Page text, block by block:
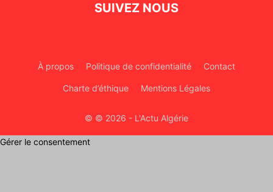
SUIVEZ NOUS
À propos Politique de confidentialité Contact
Charte d’éthique Mentions Légales
© © 2026 - L'Actu Algérie
Gérer le consentement